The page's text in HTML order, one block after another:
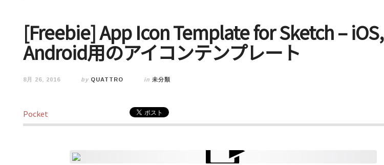
[Freebie] App Icon Template for Sketch – iOS,
Android用のアイコンテンプレート
8月 26, 2016 by QUATTRO in 未分類
Pocket